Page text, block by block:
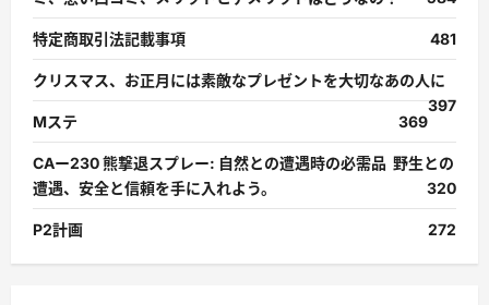
特定商取引法記載事項 481
クリスマス、お正月には素敵なプレゼントを大切なあの人に
397
Mステ
369
CAー230 熊撃退スプレー: 自然との遭遇時の必需品 野生との
遭遇、安全と信頼を手に入れよう。
320
P2計画 272